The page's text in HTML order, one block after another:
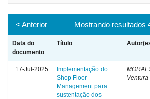
Mostrando resultados
< Anterior
Data do
documento
Título
17-Jul-2025
Implementação do
Shop Floor
Management para
sustentação dos
Ventura